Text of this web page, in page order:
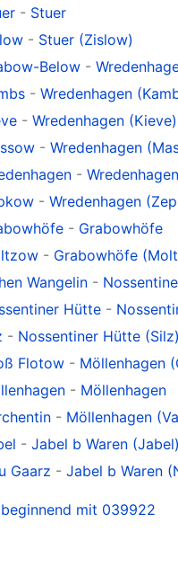
- Stuer
- Stuer (Zislow)
Below -
- Wredenhagen
- Wredenhagen (Kieve)
- Wredenhagen
- Wredenhagen
- Wredenhagen
- Grabowhöfe
- Grabowhöfe
Wangelin -
Hütte -
- Nossentiner Hütte (Silz)
Flotow - Möllenhagen
- Möllenhagen
- Möllenhagen
- Jabel b Waren (Jabel)
Gaarz - Jabel b Waren
mit 039922